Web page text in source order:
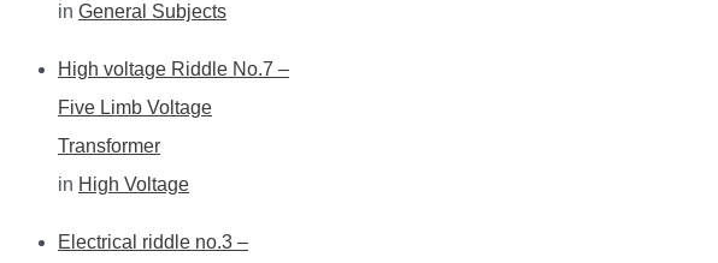
in General Subjects
High voltage Riddle No.7 –
Five Limb Voltage
Transformer
in High Voltage
Electrical riddle no.3 –